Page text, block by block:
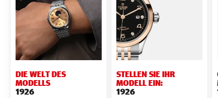
DIE WELT DES
MODELLS
1926
STELLEN SIE IHR
MODELL EIN:
1926